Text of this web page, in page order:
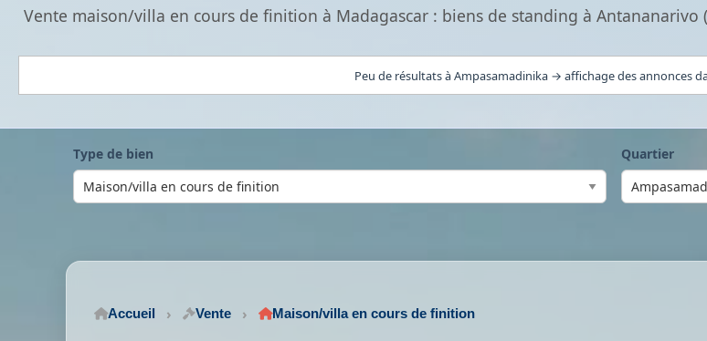
Vente maison/villa en cours de finition à Madagascar : biens de standing à
Peu de résultats à Ampasamadinika → affichage des annonces
Type de bien Quartier
Accueil Vente Maison/villa en cours de finition